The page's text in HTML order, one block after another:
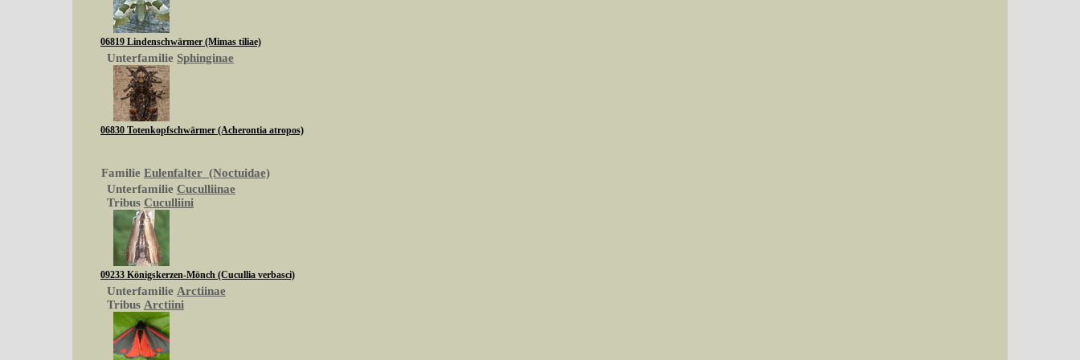
06819 Lindenschwärmer (Mimas tiliae)
Unterfamilie Sphinginae
06830 Totenkopfschwärmer (Acherontia atropos)
Familie Eulenfalter (Noctuidae)
Unterfamilie Cuculliinae
Tribus Cuculliini
09233 Königskerzen-Mönch (Cucullia verbasci)
Unterfamilie Arctiinae
Tribus Arctiini